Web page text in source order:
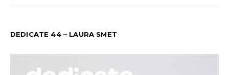
DEDICATE 44 – LAURA SMET